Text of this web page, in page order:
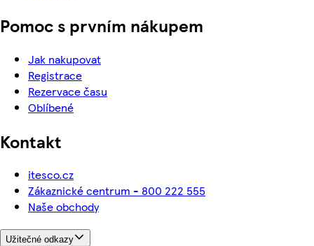
Pomoc s prvním nákupem
Jak nakupovat
Registrace
Rezervace času
Oblíbené
Kontakt
itesco.cz
Zákaznické centrum - 800 222 555
Naše obchody
Užitečné odkazy